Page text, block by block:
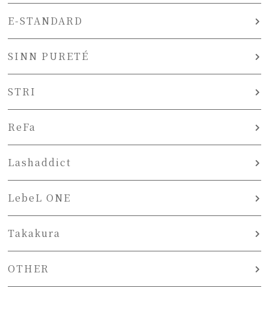
E-STANDARD
SINN PURETÉ
STRI
ReFa
Lashaddict
LebeL ONE
Takakura
OTHER